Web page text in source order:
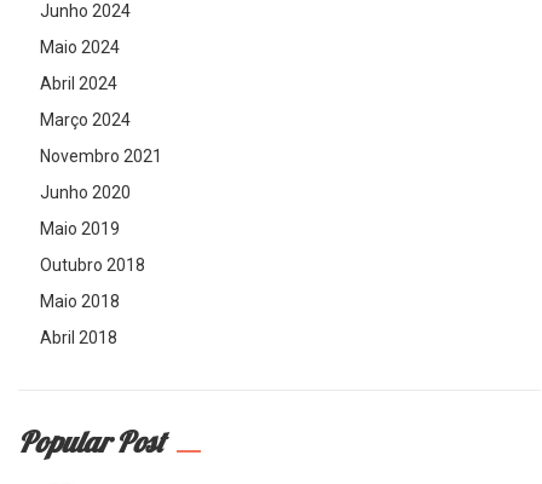
Junho 2024
Maio 2024
Abril 2024
Março 2024
Novembro 2021
Junho 2020
Maio 2019
Outubro 2018
Maio 2018
Abril 2018
Popular Post